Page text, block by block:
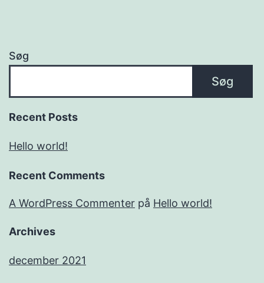
Søg
Søg
Recent Posts
Hello world!
Recent Comments
A WordPress Commenter på Hello world!
Archives
december 2021